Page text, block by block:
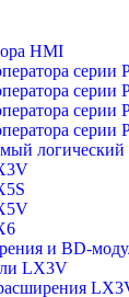
HMI
серии
серии
серии
серии
логический
и BD-
LX3V